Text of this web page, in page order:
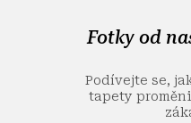
Fotky od
Podívejte se,
tapety